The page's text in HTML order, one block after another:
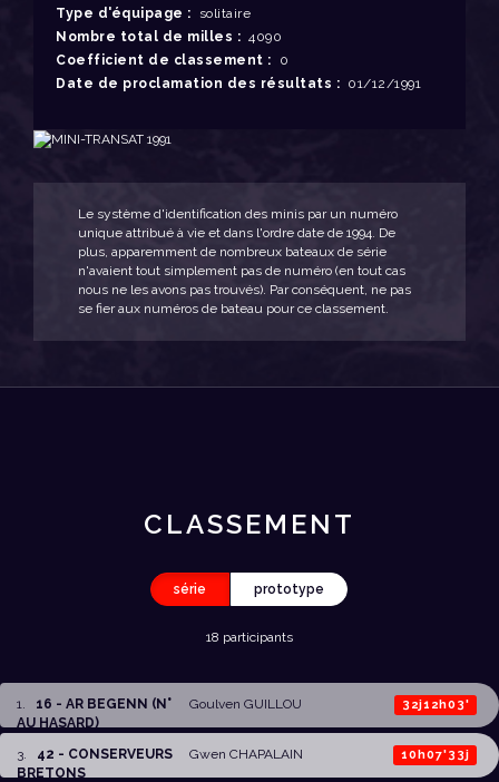
Type d'équipage : solitaire
Nombre total de milles : 4090
Coefficient de classement : 0
Date de proclamation des résultats : 01/12/1991
Le système d'identification des minis par un numéro
unique attribué à vie et dans l'ordre date de 1994. De
plus, apparemment de nombreux bateaux de série
n'avaient tout simplement pas de numéro (en tout cas
nous ne les avons pas trouvés). Par conséquent, ne pas
se fier aux numéros de bateau pour ce classement.
CLASSEMENT
série prototype
18 participants
1
16 - AR BEGENN (N°
AU HASARD)
Goulven GUILLOU 32j12h03'
3
42 - CONSERVEURS
BRETONS
Gwen CHAPALAIN 10h07'33j